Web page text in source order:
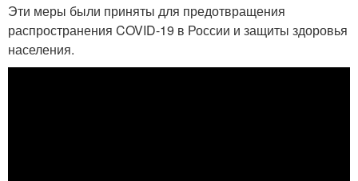
Эти меры были приняты для предотвращения
распространения COVID-19 в России и защиты здоровья
населения.